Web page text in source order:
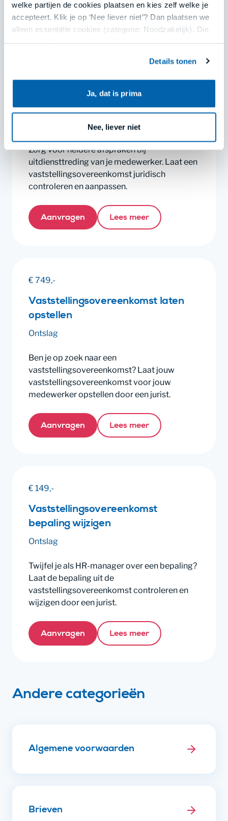
welke partijen de cookies plaatsen en kies zelf welke je
accepteert. Klik je op ‘Nee liever niet’? Dan plaatsen we
alleen essentiële cookies (categorie: Noodzakelijk). Die
Jouw keuze kun je opnieuw aanpassen of intrekken via
ons cookieoverzicht onderaan onze websites of in de
menu’s van onze apps. Lees meer in
Details tonen
Ja, dat is prima
Nee, liever niet
Aanvragen Lees meer
Vaststellingsovereenkomst laten
controleren en aanpassen
Zorg voor heldere afspraken bij
uitdiensttreding van je medewerker. Laat een
vaststellingsovereenkomst juridisch
controleren en aanpassen.
Aanvragen Lees meer
€ 749,-
Vaststellingsovereenkomst laten
opstellen
Ontslag
Ben je op zoek naar een
vaststellingsovereenkomst? Laat jouw
vaststellingsovereenkomst voor jouw
medewerker opstellen door een jurist.
Aanvragen Lees meer
€ 149,-
Vaststellingsovereenkomst
bepaling wijzigen
Ontslag
Twijfel je als HR-manager over een bepaling?
Laat de bepaling uit de
vaststellingsovereenkomst controleren en
wijzigen door een jurist.
Aanvragen Lees meer
Andere categorieën
Algemene voorwaarden
Brieven